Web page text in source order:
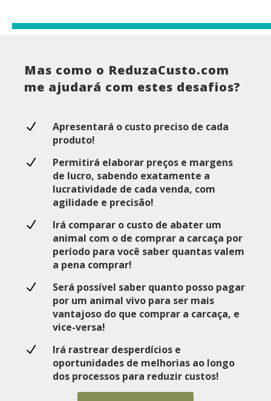
Mas como o ReduzaCusto.com
me ajudará com estes desafios?
N
Apresentará o custo preciso de cada
produto!
N
Permitirá elaborar preços e margens
de lucro, sabendo exatamente a
lucratividade de cada venda, com
agilidade e precisão!
N
Irá comparar o custo de abater um
animal com o de comprar a carcaça por
período para você saber quantas valem
a pena comprar!
N
Será possível saber quanto posso pagar
por um animal vivo para ser mais
vantajoso do que comprar a carcaça, e
vice-versa!
N
Irá rastrear desperdícios e
oportunidades de melhorias ao longo
dos processos para reduzir custos!